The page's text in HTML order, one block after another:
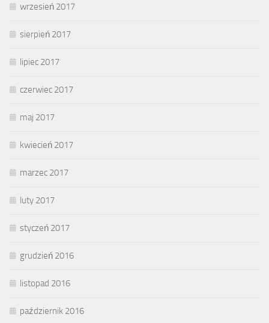
wrzesień 2017
sierpień 2017
lipiec 2017
czerwiec 2017
maj 2017
kwiecień 2017
marzec 2017
luty 2017
styczeń 2017
grudzień 2016
listopad 2016
październik 2016